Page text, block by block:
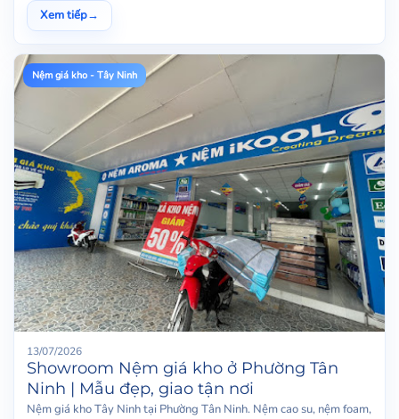
Xem tiếp→
Nệm giá kho - Tây Ninh
13/07/2026
Showroom Nệm giá kho ở Phường Tân
Ninh | Mẫu đẹp, giao tận nơi
Nệm giá kho Tây Ninh tại Phường Tân Ninh. Nệm cao su, nệm foam,